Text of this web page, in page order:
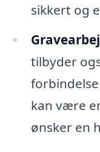
sikkert og
tilbyder
kan være
ønsker en